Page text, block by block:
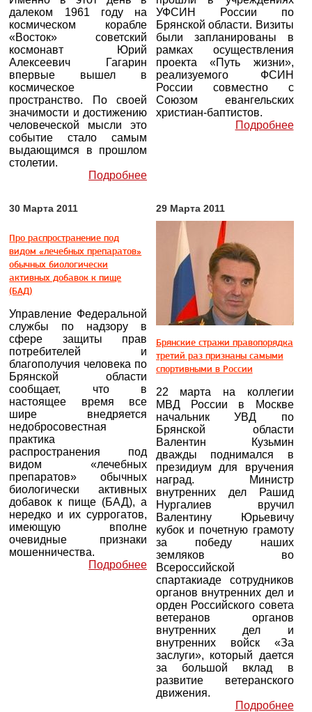
далеком 1961 году на
космическом корабле
«Восток» советский
космонавт Юрий
Алексеевич Гагарин
впервые вышел в
космическое
пространство. По своей
значимости и достижению
человеческой мысли это
событие стало самым
выдающимся в прошлом
столетии.
Подробнее
УФСИН России по
Брянской области. Визиты
были запланированы в
рамках осуществления
проекта «Путь жизни»,
реализуемого ФСИН
России совместно с
Союзом евангельских
христиан-баптистов.
Подробнее
30 Марта 2011
Про распространение под
видом «лечебных препаратов»
обычных биологически
активных добавок к пище
(БАД)
Управление Федеральной
службы по надзору в
сфере защиты прав
потребителей и
благополучия человека по
Брянской области
сообщает, что в
настоящее время все
шире внедряется
недобросовестная
практика
распространения под
видом «лечебных
препаратов» обычных
биологически активных
добавок к пище (БАД), а
нередко и их суррогатов,
имеющую вполне
очевидные признаки
мошенничества.
Подробнее
29 Марта 2011
Брянские стражи правопорядка
третий раз признаны самыми
спортивными в России
22 марта на коллегии
МВД России в Москве
начальник УВД по
Брянской области
Валентин Кузьмин
дважды поднимался в
президиум для вручения
наград. Министр
внутренних дел Рашид
Нургалиев вручил
Валентину Юрьевичу
кубок и почетную грамоту
за победу наших
земляков во
Всероссийской
спартакиаде сотрудников
органов внутренних дел и
орден Российского совета
ветеранов органов
внутренних дел и
внутренних войск «За
заслуги», который дается
за большой вклад в
развитие ветеранского
движения.
Подробнее